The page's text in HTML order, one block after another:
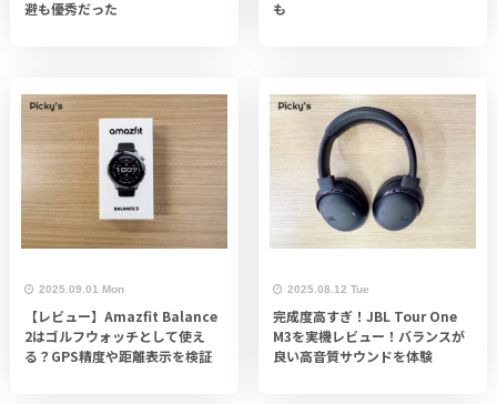
避も優秀だった
も
2025.09.01 Mon
【レビュー】Amazfit Balance
2はゴルフウォッチとして使え
る？GPS精度や距離表示を検証
2025.08.12 Tue
完成度高すぎ！JBL Tour One
M3を実機レビュー！バランスが
良い高音質サウンドを体験